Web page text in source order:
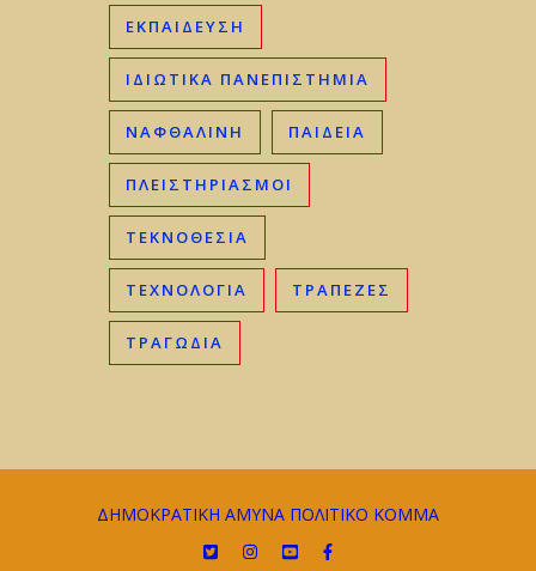
ΕΚΠΑΊΔΕΥΣΗ
ΙΔΙΩΤΙΚΆ ΠΑΝΕΠΙΣΤΉΜΙΑ
ΝΑΦΘΑΛΊΝΗ ΠΑΙΔΕΊΑ
ΠΛΕΙΣΤΗΡΙΑΣΜΟΊ
ΤΕΚΝΟΘΕΣΊΑ
ΤΕΧΝΟΛΟΓΊΑ ΤΡΆΠΕΖΕΣ
ΤΡΑΓΩΔΊΑ
ΔΗΜΟΚΡΑΤΙΚΗ ΑΜΥΝΑ ΠΟΛΙΤΙΚΟ ΚΟΜΜΑ